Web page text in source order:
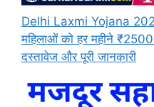
Delhi Laxmi Yojana
महिलाओं को हर महीने
दस्तावेज और पूरी जानकारी